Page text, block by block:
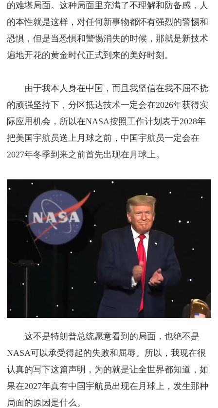
的难堪局面。这种局面里充满了不理解和防备感，人
的本性就是这样，对任何新事物都怀有强烈的警惕和
恐惧，但是当恐惧和警惕消失的时候，那就是新技术
遍地开花的黄金时代正式到来的美好时刻。
由于我本人身在中国，而且我坚信在我不屈不挠
的顽强坚持下，分区抵达技术一定会在2026年获得实
际应用机会，所以在NASA按照工作计划表于2028年
把美国宇航员送上月球之前，中国宇航员一定会在
2027年冬季到来之前首先出现在月球上。
这不是特朗普总统愿意看到的局面，也绝不是
NASA可以承受得起的失败和屈辱。所以，我现在很
认真的写下这篇声明，为的就是让全世界都知道，如
果在2027年真有中国宇航员出现在月球上，发生那种
局面的原因是什么。